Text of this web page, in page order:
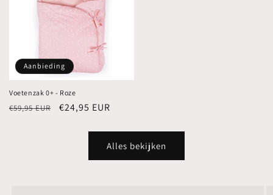
Aanbieding
Voetenzak 0+ - Roze
Normale
€59,95 EUR Aanbiedingsprijs
€24,95 EUR
Alles bekijken